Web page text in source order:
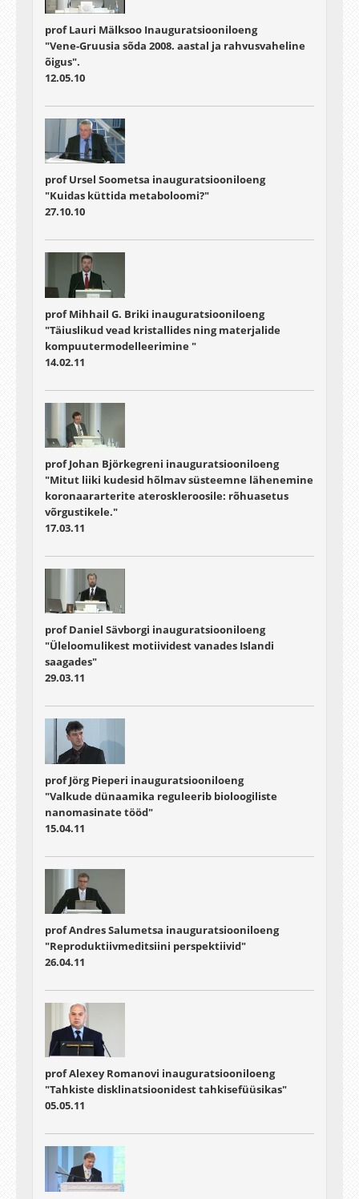
prof Lauri Mälksoo Inauguratsiooniloeng
"Vene-Gruusia sõda 2008. aastal ja rahvusvaheline
õigus".
12.05.10
prof Ursel Soometsa inauguratsiooniloeng
"Kuidas küttida metaboloomi?"
27.10.10
prof Mihhail G. Briki inauguratsiooniloeng
"Täiuslikud vead kristallides ning materjalide
kompuutermodelleerimine "
14.02.11
prof Johan Björkegreni inauguratsiooniloeng
"Mitut liiki kudesid hõlmav süsteemne lähenemine
koronaararterite ateroskleroosile: rõhuasetus
võrgustikele."
17.03.11
prof Daniel Sävborgi inauguratsiooniloeng
"Üleloomulikest motiividest vanades Islandi
saagades"
29.03.11
prof Jörg Pieperi inauguratsiooniloeng
"Valkude dünaamika reguleerib bioloogiliste
nanomasinate tööd"
15.04.11
prof Andres Salumetsa inauguratsiooniloeng
"Reproduktiivmeditsiini perspektiivid"
26.04.11
prof Alexey Romanovi inauguratsiooniloeng
"Tahkiste disklinatsioonidest tahkisefüüsikas"
05.05.11